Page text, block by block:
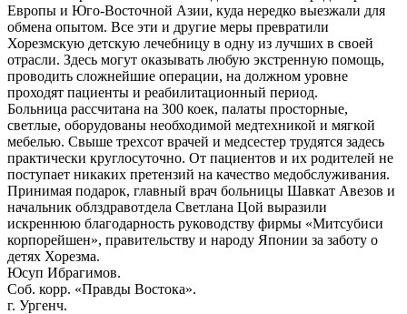
Европы и Юго-Восточной Азии, куда нередко выезжали для
обмена опытом. Все эти и другие меры превратили
Хорезмскую детскую лечебницу в одну из лучших в своей
отрасли. Здесь могут оказывать любую экстренную помощь,
проводить сложнейшие операции, на должном уровне
проходят пациенты и реабилитационный период.
Больница рассчитана на 300 коек, палаты просторные,
светлые, оборудованы необходимой медтехникой и мягкой
мебелью. Свыше трехсот врачей и медсестер трудятся задесь
практически круглосуточно. От пациентов и их родителей не
поступает никаких претензий на качество медобслуживания.
Принимая подарок, главный врач больницы Шавкат Авезов и
начальник облздравотдела Светлана Цой выразили
искреннюю благодарность руководству фирмы «Митсубиси
корпорейшен», правительству и народу Японии за заботу о
детях Хорезма.
Юсуп Ибрагимов.
Соб. корр. «Правды Востока».
г. Ургенч.